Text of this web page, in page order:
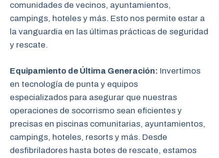
comunidades de vecinos, ayuntamientos,
campings, hoteles y más. Esto nos permite estar a
la vanguardia en las últimas prácticas de seguridad
y rescate.
Equipamiento de Última Generación: Invertimos
en tecnología de punta y equipos
especializados para asegurar que nuestras
operaciones de socorrismo sean eficientes y
precisas en piscinas comunitarias, ayuntamientos,
campings, hoteles, resorts y más. Desde
desfibriladores hasta botes de rescate, estamos